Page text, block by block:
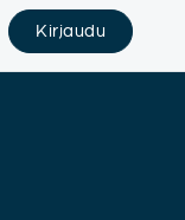
Kirjaudu